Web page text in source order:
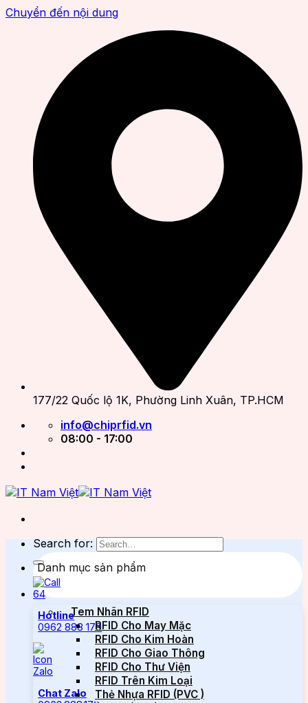
Chuyển đến nội dung
177/22 Quốc lộ 1K, Phường Linh Xuân, TP.HCM
info@chiprfid.vn
08:00 - 17:00
Search for:
Hotline
0962 888 179
Chat Zalo
Danh mục sản phẩm
Tem Nhãn RFID
RFID Cho May Mặc
RFID Cho Kim Hoàn
RFID Cho Giao Thông
RFID Cho Thư Viện
RFID Trên Kim Loại
Thẻ Nhựa RFID (PVC )